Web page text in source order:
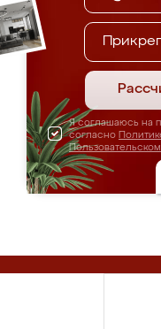
Я соглашаюсь на
согласно